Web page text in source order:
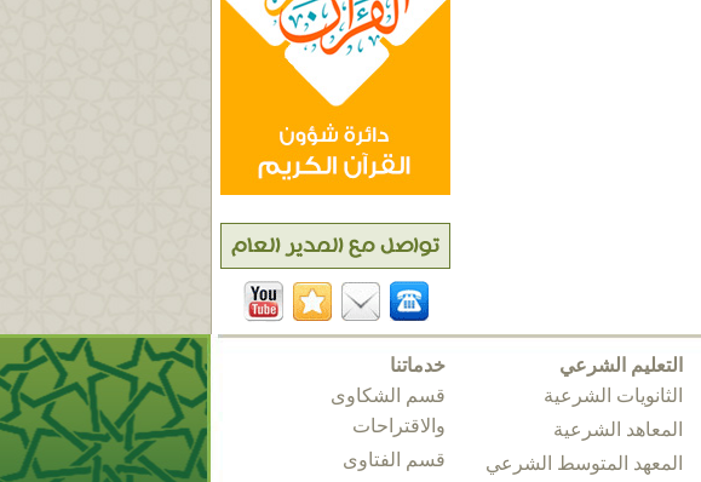
التعليم الشرعي
الثانويات الشرعية
المعاهد الشرعية
المعهد المتوسط الشرعي
خدماتنا
قسم الشكاوى
والاقتراحات
قسم الفتاوى